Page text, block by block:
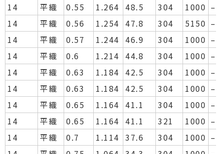
14
平織 0.55 1.264 48.5 304 1000 –
14
平織 0.56 1.254 47.8 304 5150 –
14
平織 0.57 1.244 46.9 304 1000 –
14
平織 0.6 1.214 44.8 304 1000 –
14
平織 0.63 1.184 42.5 304 1000 –
14
平織 0.63 1.184 42.5 304 1000 –
14
平織 0.65 1.164 41.1 304 1000 –
14
平織 0.65 1.164 41.1 321 1000 –
14
平織 0.7 1.114 37.6 304 1000 –